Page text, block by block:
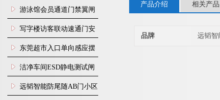
闸机
游泳馆会员通道门禁翼闸
写字楼访客联动速通门安
装
东莞超市入口单向感应摆
闸安装
洁净车间ESD静电测试闸
机
远韬智能防尾随AB门小区
产品介绍 相关产品
品牌 远韬智